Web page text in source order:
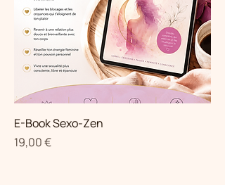
E-Book Sexo-Zen
Prix
19,00 €